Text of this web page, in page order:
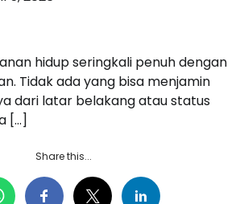
hidup seringkali penuh dengan
Tidak ada yang bisa menjamin
dari latar belakang atau status
[…]
Share this...